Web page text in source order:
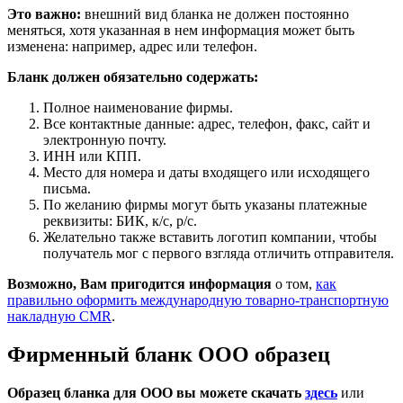
Это важно: внешний вид бланка не должен постоянно
меняться, хотя указанная в нем информация может быть
изменена: например, адрес или телефон.
Бланк должен обязательно содержать:
Полное наименование фирмы.
Все контактные данные: адрес, телефон, факс, сайт и
электронную почту.
ИНН или КПП.
Место для номера и даты входящего или исходящего
письма.
По желанию фирмы могут быть указаны платежные
реквизиты: БИК, к/с, р/с.
Желательно также вставить логотип компании, чтобы
получатель мог с первого взгляда отличить отправителя.
Возможно, Вам пригодится информация о том, как
правильно оформить международную товарно-транспортную
накладную CMR.
Фирменный бланк ООО образец
Образец бланка для ООО вы можете скачать здесь или